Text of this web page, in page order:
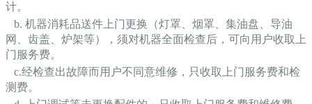
计。
b. 机器消耗品送件上门更换（灯罩、烟罩、集油盘、导油
网、齿盖、炉架等），须对机器全面检查后，可向用户收取上
门服务费。
c.经检查出故障而用户不同意维修，只收取上门服务费和检
测费。